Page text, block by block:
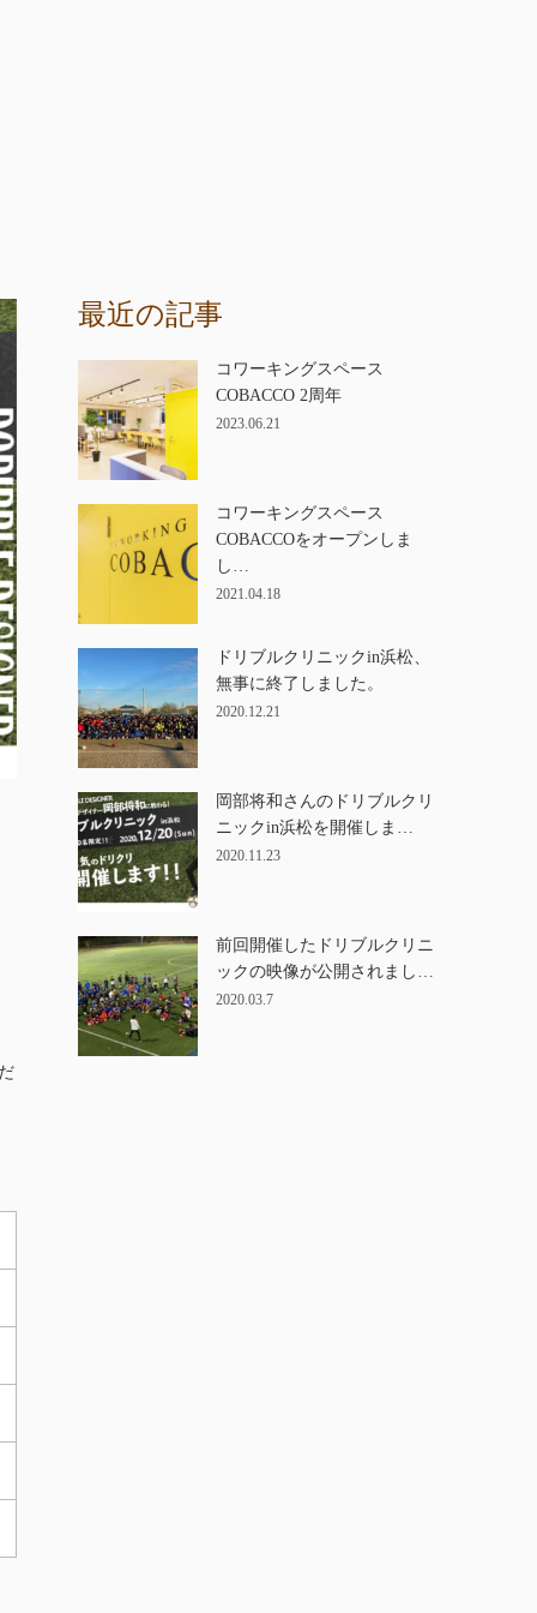
最近の記事
コワーキングスペース
COBACCO 2周年
2023.06.21
コワーキングスペース
COBACCOをオープンしま
し…
2021.04.18
ドリブルクリニックin浜松、
無事に終了しました。
2020.12.21
岡部将和さんのドリブルクリ
ニックin浜松を開催しま…
2020.11.23
前回開催したドリブルクリニ
ックの映像が公開されまし…
2020.03.7